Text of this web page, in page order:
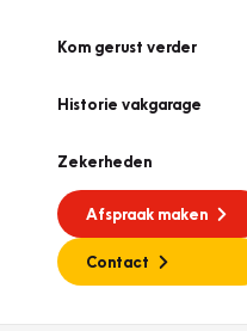
Kom gerust verder
Historie vakgarage
Zekerheden
Afspraak maken
Contact